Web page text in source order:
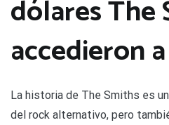
dólares The
accedieron
La historia de The Smiths es
del rock alternativo, pero